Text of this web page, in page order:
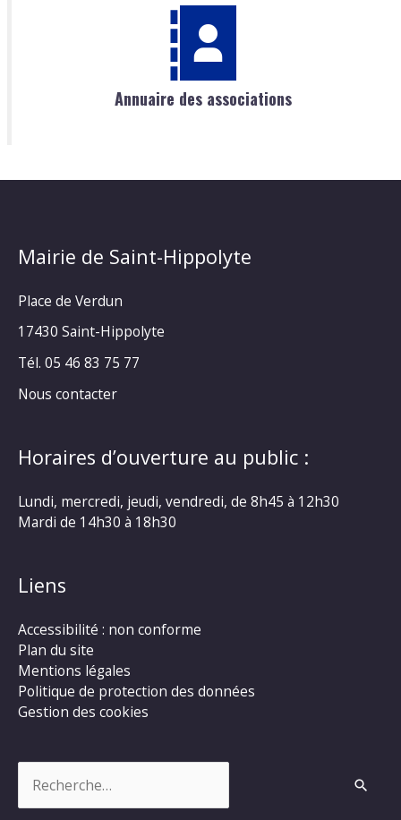
Annuaire des associations
Mairie de Saint-Hippolyte
Place de Verdun
17430 Saint-Hippolyte
Tél. 05 46 83 75 77
Nous contacter
Horaires d’ouverture au public :
Lundi, mercredi, jeudi, vendredi, de 8h45 à 12h30
Mardi de 14h30 à 18h30
Liens
Accessibilité : non conforme
Plan du site
Mentions légales
Politique de protection des données
Gestion des cookies